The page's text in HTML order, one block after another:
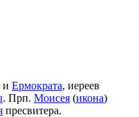
и Ермократа, иереев
. Прп. Моисея (икона)
пресвитера.